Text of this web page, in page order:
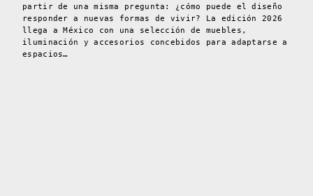
partir de una misma pregunta: ¿cómo puede el diseño
responder a nuevas formas de vivir? La edición 2026
llega a México con una selección de muebles,
iluminación y accesorios concebidos para adaptarse a
espacios…